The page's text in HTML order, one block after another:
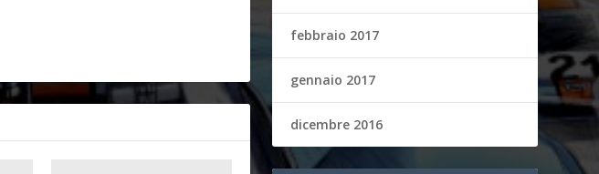
febbraio 2017
gennaio 2017
dicembre 2016